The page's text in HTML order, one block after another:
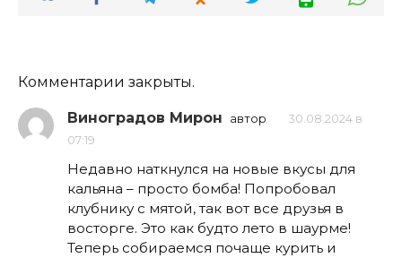
Комментарии закрыты.
Виноградов Мирон автор
30.08.2024 в
07:19
Недавно наткнулся на новые вкусы для
кальяна – просто бомба! Попробовал
клубнику с мятой, так вот все друзья в
восторге. Это как будто лето в шаурме!
Теперь собираемся почаще курить и